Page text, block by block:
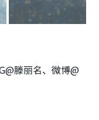
滕丽名、微博@